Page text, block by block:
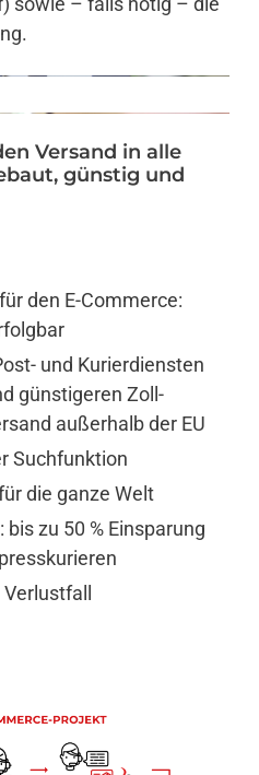
Versand in alle
günstig und
den E-Commerce:
und Kurierdiensten
günstigeren Zoll-
außerhalb der EU
Suchfunktion
die ganze Welt
zu 50 % Einsparung